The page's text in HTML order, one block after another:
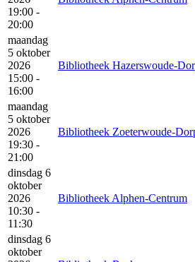
19:00 -
20:00
maandag
5 oktober
2026
15:00 -
16:00
Bibliotheek Hazerswoude-
maandag
5 oktober
2026
19:30 -
21:00
Bibliotheek Zoeterwoude-
dinsdag 6
oktober
2026
10:30 -
11:30
Bibliotheek Alphen-Centrum
dinsdag 6
oktober